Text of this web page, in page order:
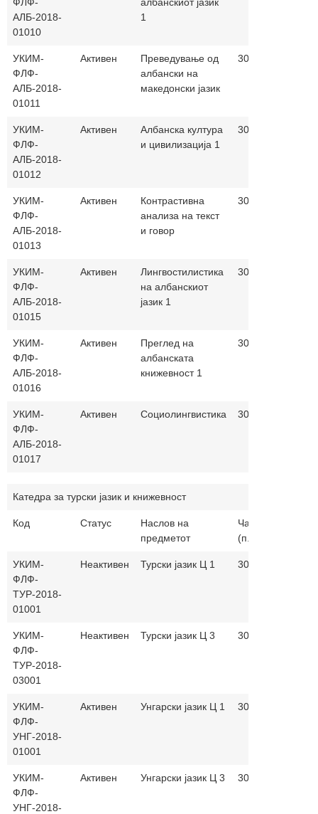
АЛБ-2018-
01010
1
УКИМ-
ФЛФ-
АЛБ-2018-
01011
Активен
Преведување од
албански на
македонски јазик
30+30
УКИМ-
ФЛФ-
АЛБ-2018-
01012
Активен
Албанска култура
и цивилизација 1
30+30
УКИМ-
ФЛФ-
АЛБ-2018-
01013
Активен
Контрастивна
анализа на текст
и говор
30+30
УКИМ-
ФЛФ-
АЛБ-2018-
01015
Активен
Лингвостилистика
на албанскиот
јазик 1
30+30
УКИМ-
ФЛФ-
АЛБ-2018-
01016
Активен
Преглед на
албанската
книжевност 1
30+30
УКИМ-
ФЛФ-
АЛБ-2018-
01017
Активен Социолингвистика 30+30
Катедра за турски јазик и книжевност
Код Статус
Наслов на
предметот
Часови
(п.+в.)
УКИМ-
ФЛФ-
ТУР-2018-
01001
Неактивен Турски јазик Ц 1 30+30
УКИМ-
ФЛФ-
ТУР-2018-
03001
Неактивен Турски јазик Ц 3 30+30
УКИМ-
ФЛФ-
УНГ-2018-
01001
Активен Унгарски јазик Ц 1 30+30
УКИМ-
ФЛФ-
УНГ-2018-
Активен Унгарски јазик Ц 3 30+30